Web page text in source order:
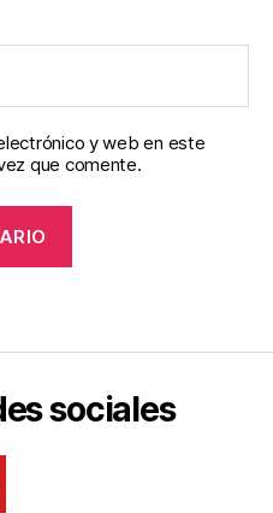
y web en este
que comente.
sociales